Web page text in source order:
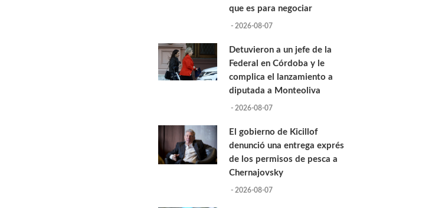
que es para negociar
- 2026-08-07
Detuvieron a un jefe de la
Federal en Córdoba y le
complica el lanzamiento a
diputada a Monteoliva
- 2026-08-07
El gobierno de Kicillof
denunció una entrega exprés
de los permisos de pesca a
Chernajovsky
- 2026-08-07